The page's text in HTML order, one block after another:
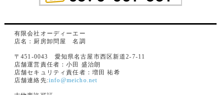
有限会社オーディーエー
店名：厨房卸問屋 名調
〒451-0043 愛知県名古屋市西区新道2-7-11
店舗運営責任者：小田 盛治朗
店舗セキュリティ責任者：増田 祐希
店舗連絡先:info@meicho.net